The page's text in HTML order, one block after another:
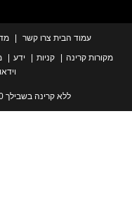
עמוד הבית צרו קשר מדריכים
קרינה
קניות ידע מדידת
ללא קרינה בשבילך 2020 - OceanWP Theme by Nick